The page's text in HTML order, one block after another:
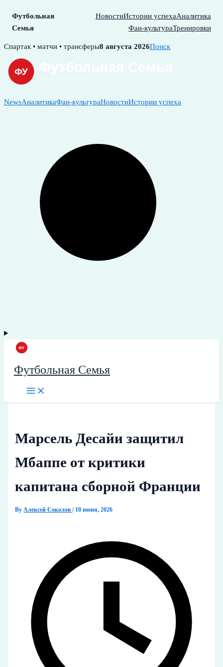
Футбольная
Семья
НовостиИстории успехаАналитика
Фан-культураТренировки
Skip
content
Спартак • матчи • трансферы8 августа 2026Поиск
NewsАналитикаФан-культураНовостиИстории успеха
Футбольная Семья
Марсель Десайи защитил
Мбаппе от критики
капитана сборной Франции
ByАлексей Соколов/ 10 июня, 2026